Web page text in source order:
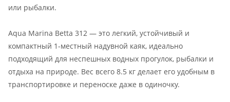
или рыбалки.
Aqua Marina Betta 312 — это легкий, устойчивый и
компактный 1-местный надувной каяк, идеально
подходящий для неспешных водных прогулок, рыбалки и
отдыха на природе. Вес всего 8.5 кг делает его удобным в
транспортировке и переноске даже в одиночку.